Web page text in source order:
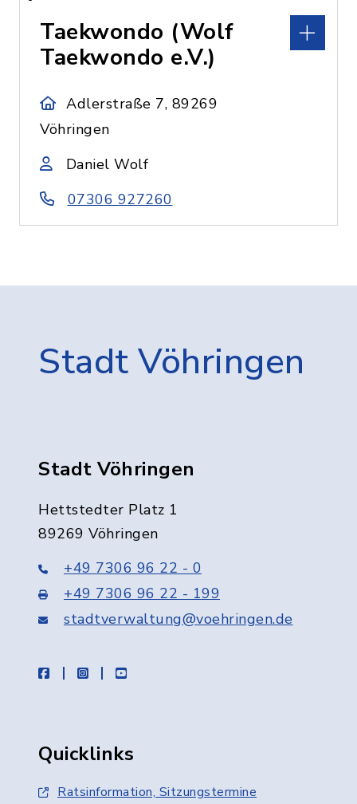
Taekwondo (Wolf
Taekwondo e.V.)
Adlerstraße 7, 89269
Vöhringen
Daniel Wolf
07306 927260
Stadt Vöhringen
Stadt Vöhringen
Hettstedter Platz 1
89269 Vöhringen
+49 7306 96 22 - 0
+49 7306 96 22 - 199
stadtverwaltung@voehringen.de
facebookinstagramyoutube
Quicklinks
Ratsinformation, Sitzungstermine